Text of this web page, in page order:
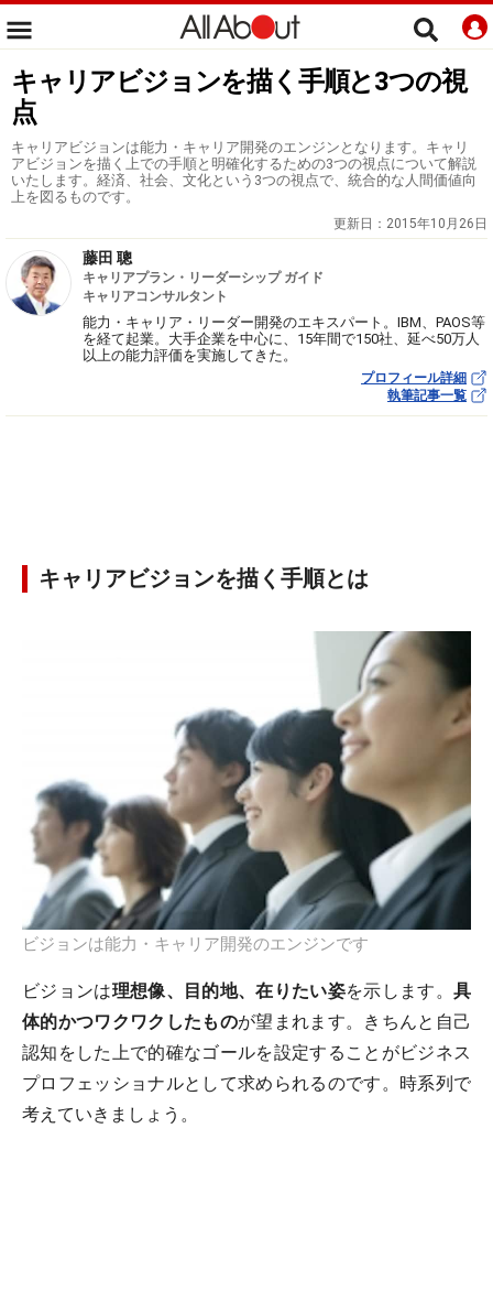
キャリアビジョンを描く手順と3つの視
点
キャリアビジョンは能力・キャリア開発のエンジンとなります。キャリ
アビジョンを描く上での手順と明確化するための3つの視点について解説
いたします。経済、社会、文化という3つの視点で、統合的な人間価値向
上を図るものです。
更新日： 2015年10月26日
藤田 聰
キャリアプラン・リーダーシップ ガイド
キャリアコンサルタント
能力・キャリア・リーダー開発のエキスパート。IBM、PAOS等
を経て起業。大手企業を中心に、15年間で150社、延べ50万人
以上の能力評価を実施してきた。
プロフィール詳細
執筆記事一覧
キャリアビジョンを描く手順とは
ビジョンは能力・キャリア開発のエンジンです
ビジョンは理想像、目的地、在りたい姿を示します。具
体的かつワクワクしたものが望まれます。きちんと自己
認知をした上で的確なゴールを設定することがビジネス
プロフェッショナルとして求められるのです。時系列で
考えていきましょう。